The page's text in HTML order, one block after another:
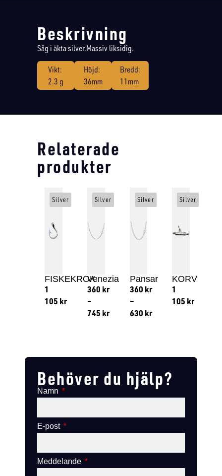
Beskrivning
Såg i äkta silver.Massiv liksidig.
Vikt:
2.3 g
Höjd:
36mm
Bredd:
11mm
Relaterade
produkter
FISKEKROK
1
105 kr
Silver
Venezia
360 kr
–
745 kr
Silver
Pansar
360 kr
–
630 kr
Silver
KORV
1
105 kr
Silver
Behöver du hjälp?
Namn
E-post
Meddelande